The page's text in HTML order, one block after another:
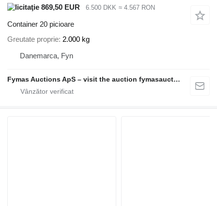
869,50 EUR
6.500 DKK ≈ 4.567 RON
Container 20 picioare
Greutate proprie 2.000 kg
Danemarca, Fyn
Fymas Auctions ApS – visit the auction fymasauctions.dk